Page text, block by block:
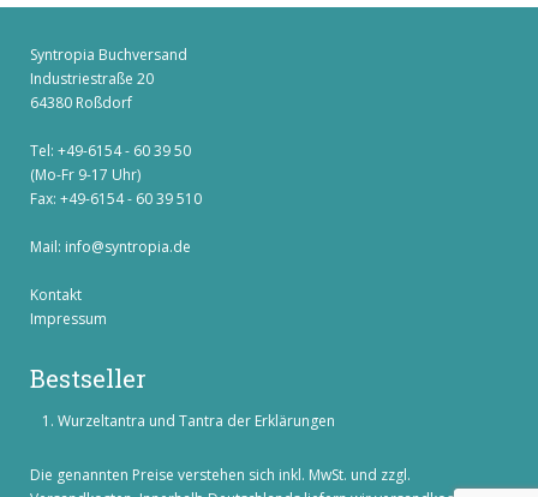
Syntropia Buchversand
Industriestraße 20
64380 Roßdorf
Tel: +49-6154 - 60 39 50
(Mo-Fr 9-17 Uhr)
Fax: +49-6154 - 60 39 510
Mail: info@syntropia.de
Kontakt
Impressum
Bestseller
Wurzeltantra und Tantra der Erklärungen
Die genannten Preise verstehen sich inkl. MwSt. und zzgl.